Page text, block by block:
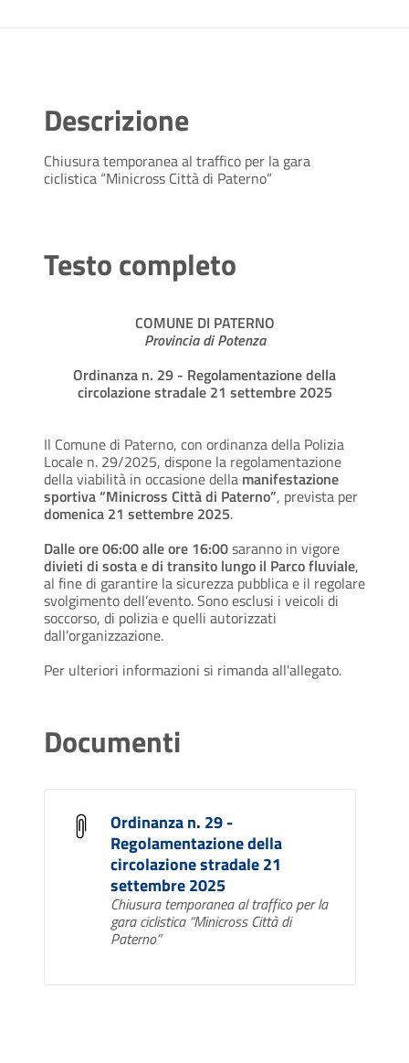
Descrizione
Chiusura temporanea al traffico per la gara
ciclistica “Minicross Città di Paterno”
Testo completo
COMUNE DI PATERNO
Provincia di Potenza
Ordinanza n. 29 - Regolamentazione della
circolazione stradale 21 settembre 2025
Il Comune di Paterno, con ordinanza della Polizia
Locale n. 29/2025, dispone la regolamentazione
della viabilità in occasione della manifestazione
sportiva “Minicross Città di Paterno”, prevista per
domenica 21 settembre 2025.
Dalle ore 06:00 alle ore 16:00saranno in vigore
divieti di sosta e di transito lungo il Parco fluviale,
al fine di garantire la sicurezza pubblica e il regolare
svolgimento dell’evento. Sono esclusi i veicoli di
soccorso, di polizia e quelli autorizzati
dall’organizzazione.
Per ulteriori informazioni si rimanda all'allegato.
Documenti
Ordinanza n. 29 -
Regolamentazione della
circolazione stradale 21
settembre 2025
Chiusura temporanea al traffico per la
gara ciclistica “Minicross Città di
Paterno”